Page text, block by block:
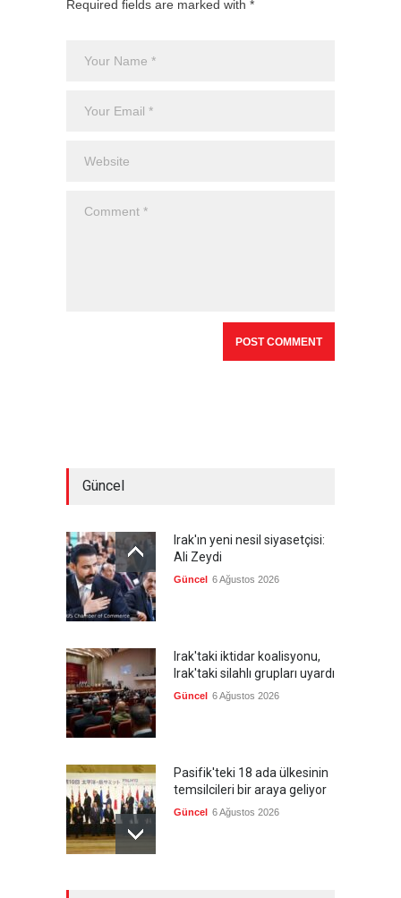
Required fields are marked with *
Güncel
Irak'ın yeni nesil siyasetçisi:
Ali Zeydi
Güncel 6 Ağustos 2026
Irak'taki iktidar koalisyonu,
Irak'taki silahlı grupları uyardı
Güncel 6 Ağustos 2026
Pasifik'teki 18 ada ülkesinin
temsilcileri bir araya geliyor
Güncel 6 Ağustos 2026